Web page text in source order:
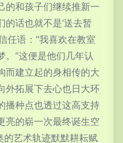
的和孩子们继续推新一
话也就不是‘送去暂
任语：“我喜欢在教室
。”这便是他们几年认
而建立起的身相传的大
外拓展下去心也日大环
播种点也透过这高支持
亮的崭一次最终诞生空
艺术轨迹默默耕耘赋